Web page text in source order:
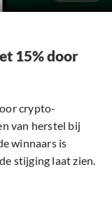
15% door
crypto-
van herstel bij
winnaars is
stijging laat zien.